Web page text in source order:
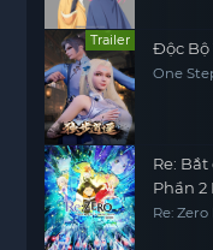
Trailer Độc Bộ
One
Re:
Phần 2
Re: